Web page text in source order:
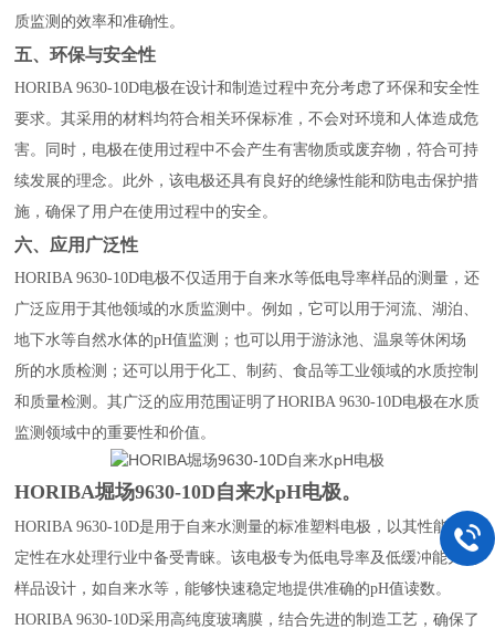
质监测的效率和准确性。
五、环保与安全性
HORIBA 9630-10D电极在设计和制造过程中充分考虑了环保和安全性
要求。其采用的材料均符合相关环保标准，不会对环境和人体造成危
害。同时，电极在使用过程中不会产生有害物质或废弃物，符合可持
续发展的理念。此外，该电极还具有良好的绝缘性能和防电击保护措
施，确保了用户在使用过程中的安全。
六、应用广泛性
HORIBA 9630-10D电极不仅适用于自来水等低电导率样品的测量，还
广泛应用于其他领域的水质监测中。例如，它可以用于河流、湖泊、
地下水等自然水体的pH值监测；也可以用于游泳池、温泉等休闲场
所的水质检测；还可以用于化工、制药、食品等工业领域的水质控制
和质量检测。其广泛的应用范围证明了HORIBA 9630-10D电极在水质
监测领域中的重要性和价值。
HORIBA堀场9630-10D自来水pH电极。
HORIBA 9630-10D是用于自来水测量的标准塑料电极，以其性能和稳
定性在水处理行业中备受青睐。该电极专为低电导率及低缓冲能力的
样品设计，如自来水等，能够快速稳定地提供准确的pH值读数。
HORIBA 9630-10D采用高纯度玻璃膜，结合先进的制造工艺，确保了